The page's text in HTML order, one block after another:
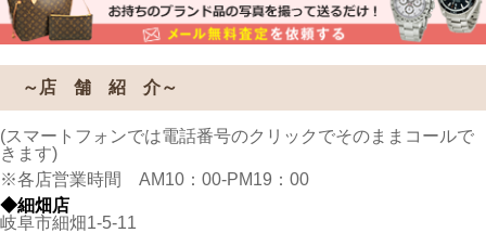
～店 舗 紹 介～
(スマートフォンでは電話番号のクリックでそのままコールで
きます)
※各店営業時間 AM10：00-PM19：00
◆細畑店
岐阜市細畑1-5-11